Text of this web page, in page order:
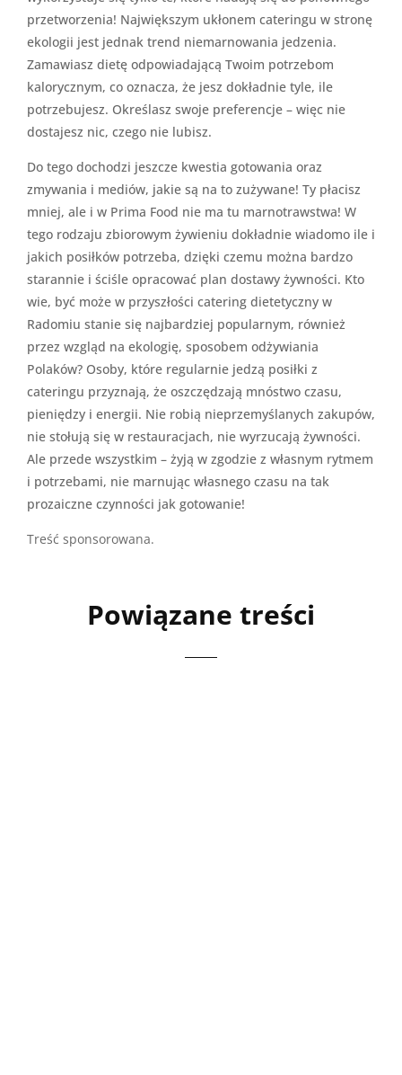
przetworzenia! Największym ukłonem cateringu w stronę
ekologii jest jednak trend niemarnowania jedzenia.
Zamawiasz dietę odpowiadającą Twoim potrzebom
kalorycznym, co oznacza, że jesz dokładnie tyle, ile
potrzebujesz. Określasz swoje preferencje – więc nie
dostajesz nic, czego nie lubisz.
Do tego dochodzi jeszcze kwestia gotowania oraz
zmywania i mediów, jakie są na to zużywane! Ty płacisz
mniej, ale i w Prima Food nie ma tu marnotrawstwa! W
tego rodzaju zbiorowym żywieniu dokładnie wiadomo ile i
jakich posiłków potrzeba, dzięki czemu można bardzo
starannie i ściśle opracować plan dostawy żywności. Kto
wie, być może w przyszłości catering dietetyczny w
Radomiu stanie się najbardziej popularnym, również
przez wzgląd na ekologię, sposobem odżywiania
Polaków? Osoby, które regularnie jedzą posiłki z
cateringu przyznają, że oszczędzają mnóstwo czasu,
pieniędzy i energii. Nie robią nieprzemyślanych zakupów,
nie stołują się w restauracjach, nie wyrzucają żywności.
Ale przede wszystkim – żyją w zgodzie z własnym rytmem
i potrzebami, nie marnując własnego czasu na tak
prozaiczne czynności jak gotowanie!
Treść sponsorowana.
Powiązane treści